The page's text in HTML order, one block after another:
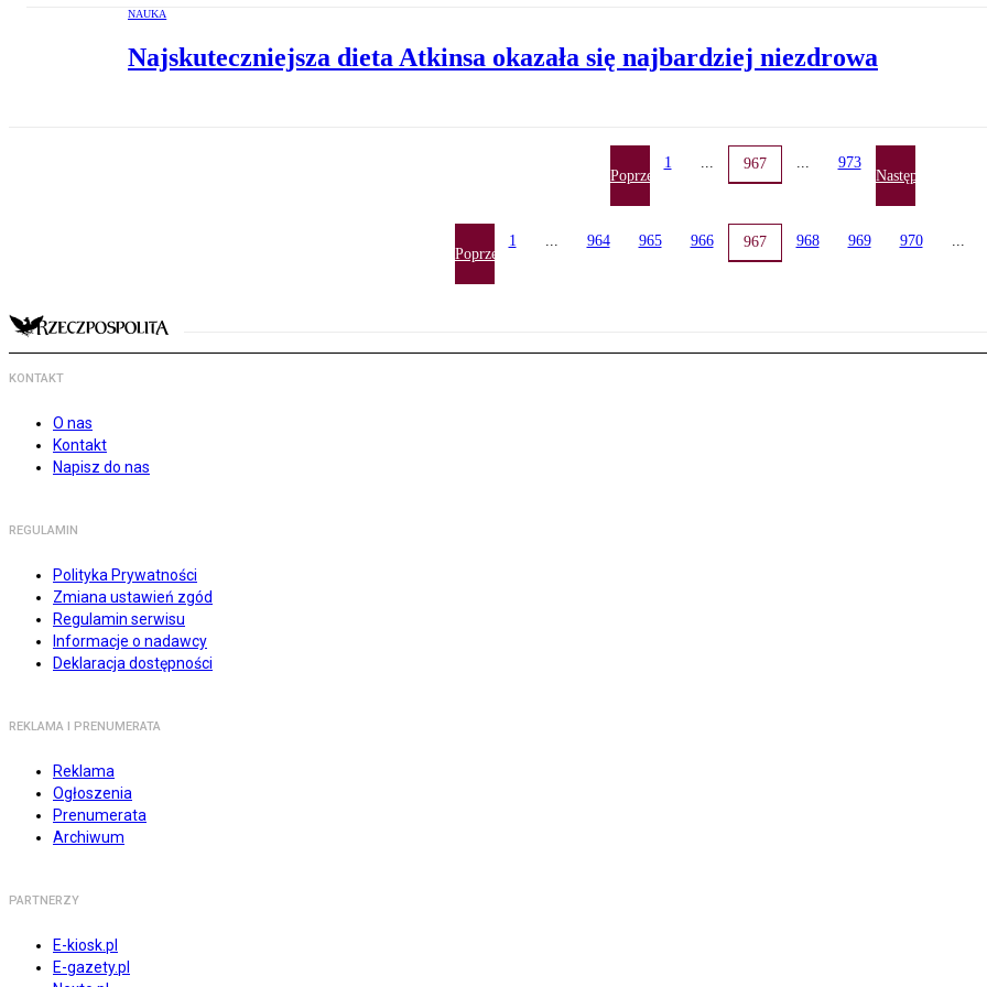
NAUKA
Najskuteczniejsza dieta Atkinsa okazała się najbardziej niezdrowa
Poprzednia
1 ... 967 ... 973
Następna
Poprzednia
1 ... 964 965 966 967 968 969 970 ...
KONTAKT
O nas
Kontakt
Napisz do nas
REGULAMIN
Polityka Prywatności
Zmiana ustawień zgód
Regulamin serwisu
Informacje o nadawcy
Deklaracja dostępności
REKLAMA I PRENUMERATA
Reklama
Ogłoszenia
Prenumerata
Archiwum
PARTNERZY
E-kiosk.pl
E-gazety.pl